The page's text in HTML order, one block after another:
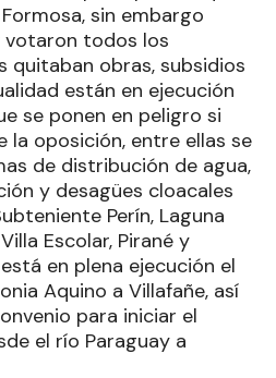
sin embargo
votaron todos los
quitaban obras, subsidios
están en ejecución
se ponen en peligro si
la oposición, entre ellas se
de distribución de agua,
y desagües cloacales
Perín, Laguna
Escolar, Pirané y
en plena ejecución el
Aquino a Villafañe, así
para iniciar el
el río Paraguay a